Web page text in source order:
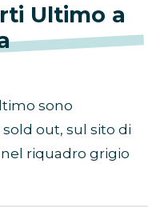
Ultimo a
sono
out, sul sito di
riquadro grigio